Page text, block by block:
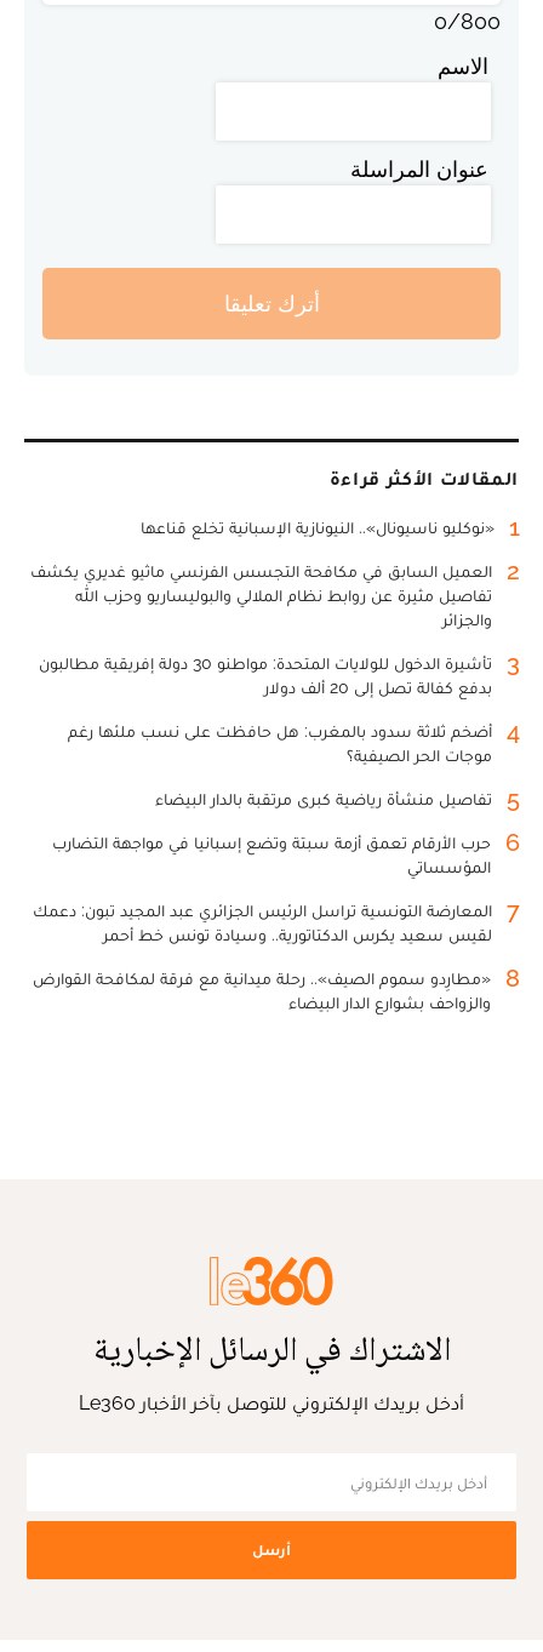
0/800
الاسم
عنوان المراسلة
أترك تعليقا
المقالات الأكثر قراءة
1 «نوكليو ناسيونال».. النيونازية الإسبانية تخلع قناعها
2
العميل السابق في مكافحة التجسس الفرنسي ماثيو غديري يكشف
تفاصيل مثيرة عن روابط نظام الملالي والبوليساريو وحزب الله
والجزائر
3
تأشيرة الدخول للولايات المتحدة: مواطنو 30 دولة إفريقية مطالبون
بدفع كفالة تصل إلى 20 ألف دولار
4
أضخم ثلاثة سدود بالمغرب: هل حافظت على نسب ملئها رغم
موجات الحر الصيفية؟
5 تفاصيل منشأة رياضية كبرى مرتقبة بالدار البيضاء
6
حرب الأرقام تعمق أزمة سبتة وتضع إسبانيا في مواجهة التضارب
المؤسساتي
7
المعارضة التونسية تراسل الرئيس الجزائري عبد المجيد تبون: دعمك
لقيس سعيد يكرس الدكتاتورية.. وسيادة تونس خط أحمر
8
«مطارِدو سموم الصيف».. رحلة ميدانية مع فرقة لمكافحة القوارض
والزواحف بشوارع الدار البيضاء
الاشتراك في الرسائل الإخبارية
أدخل بريدك الإلكتروني للتوصل بآخر الأخبار Le360
أرسل